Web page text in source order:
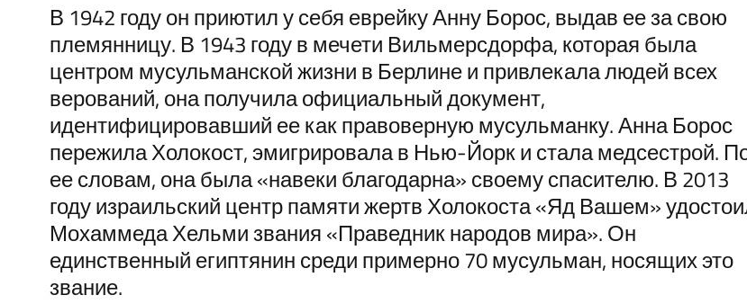
В 1942 году он приютил у себя еврейку Анну Борос, выдав ее за свою
племянницу. В 1943 году в мечети Вильмерсдорфа, которая была
центром мусульманской жизни в Берлине и привлекала людей всех
верований, она получила официальный документ,
идентифицировавший ее как правоверную мусульманку. Анна Борос
пережила Холокост, эмигрировала в Нью-Йорк и стала медсестрой.
ее словам, она была «навеки благодарна» своему спасителю. В 2013
году израильский центр памяти жертв Холокоста «Яд Вашем»
Мохаммеда Хельми звания «Праведник народов мира». Он
единственный египтянин среди примерно 70 мусульман, носящих это
звание.